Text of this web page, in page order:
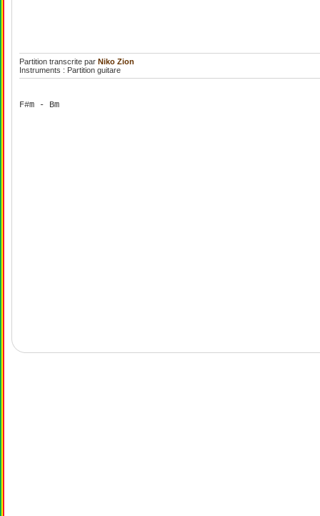
Partition transcrite par Niko Zion
Instruments : Partition guitare
F#m - Bm